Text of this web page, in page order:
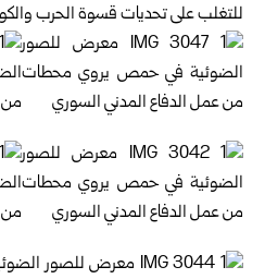
للتغلب على تحديات قسوة الحرب